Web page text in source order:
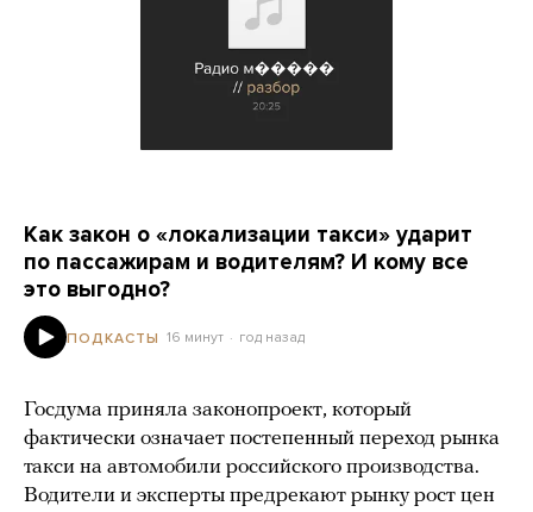
Как закон о «локализации такси» ударит
по пассажирам и водителям? И кому все
это выгодно?
ПОДКАСТЫ 16 минут год назад
Госдума приняла законопроект, который
фактически означает постепенный переход рынка
такси на автомобили российского производства.
Водители и эксперты предрекают рынку рост цен